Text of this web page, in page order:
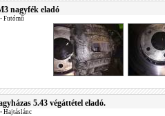
nagyfék eladó
• Futómű
5.43 végáttétel eladó.
• Hajtáslánc